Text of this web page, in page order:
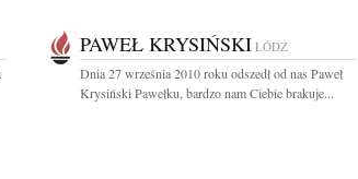
PAWEŁ KRYSIŃSKI ŁÓDŹ
Dnia 27 września 2010 roku odszedł od nas Paweł
Krysiński Pawełku, bardzo nam Ciebie brakuje...